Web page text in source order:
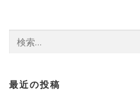
索:
最近の投稿